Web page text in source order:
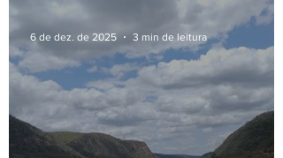
6 de dez. de 2025 3 min de leitura